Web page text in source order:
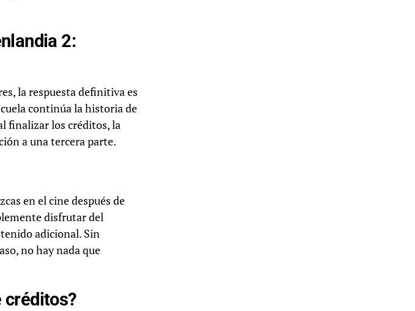
2:
la respuesta definitiva es
continúa la historia de
finalizar los créditos, la
a una tercera parte.
en el cine después de
disfrutar del
adicional. Sin
no hay nada que
créditos?